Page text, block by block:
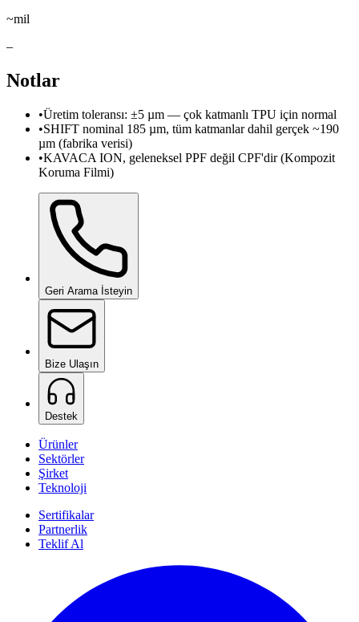
~mil
–
Notlar
•Üretim toleransı: ±5 µm — çok katmanlı TPU için normal
•SHIFT nominal 185 µm, tüm katmanlar dahil gerçek ~190
µm (fabrika verisi)
•KAVACA ION, geleneksel PPF değil CPF'dir (Kompozit
Koruma Filmi)
Geri Arama İsteyin
Bize Ulaşın
Destek
Ürünler
Sektörler
Şirket
Teknoloji
Sertifikalar
Partnerlik
Teklif Al